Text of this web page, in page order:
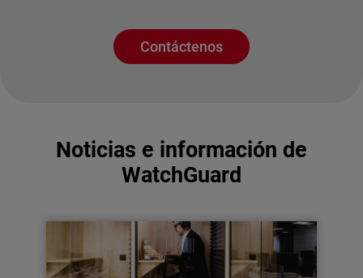
Contáctenos
Noticias e información de
WatchGuard